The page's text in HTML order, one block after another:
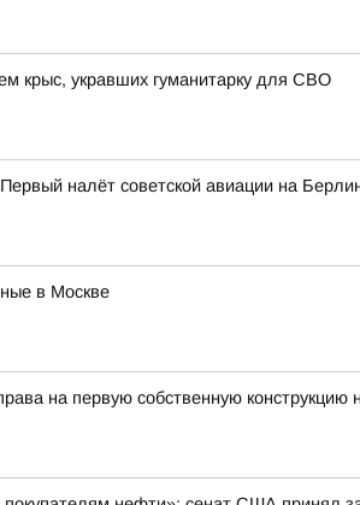
крыс, укравших гуманитарку для СВО
налёт советской авиации на
в Москве
на первую собственную